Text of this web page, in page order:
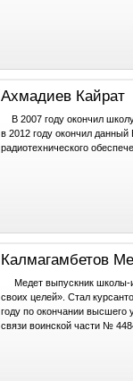
Ахмадиев Кайрат
В 2007 году окончил
в 2012 году окончил
радиотехнического
Калмагамбетов
Медет выпускник школы-
своих целей». Стал
году по окончании высшего
связи воинской части №